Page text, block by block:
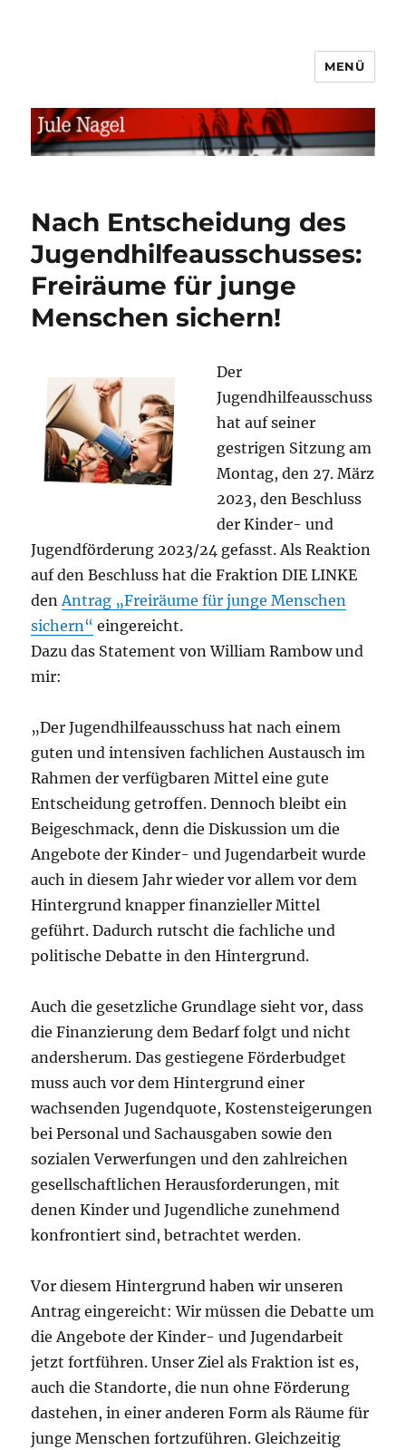
MENÜ
Nach Entscheidung des
Jugendhilfeausschusses:
Freiräume für junge
Menschen sichern!
Der
Jugendhilfeausschuss
hat auf seiner
gestrigen Sitzung am
Montag, den 27. März
2023, den Beschluss
der Kinder- und
Jugendförderung 2023/24 gefasst. Als Reaktion
auf den Beschluss hat die Fraktion DIE LINKE
den Antrag „Freiräume für junge Menschen
sichern“ eingereicht.
Dazu das Statement von William Rambow und
mir:
„Der Jugendhilfeausschuss hat nach einem
guten und intensiven fachlichen Austausch im
Rahmen der verfügbaren Mittel eine gute
Entscheidung getroffen. Dennoch bleibt ein
Beigeschmack, denn die Diskussion um die
Angebote der Kinder- und Jugendarbeit wurde
auch in diesem Jahr wieder vor allem vor dem
Hintergrund knapper finanzieller Mittel
geführt. Dadurch rutscht die fachliche und
politische Debatte in den Hintergrund.
Auch die gesetzliche Grundlage sieht vor, dass
die Finanzierung dem Bedarf folgt und nicht
andersherum. Das gestiegene Förderbudget
muss auch vor dem Hintergrund einer
wachsenden Jugendquote, Kostensteigerungen
bei Personal und Sachausgaben sowie den
sozialen Verwerfungen und den zahlreichen
gesellschaftlichen Herausforderungen, mit
denen Kinder und Jugendliche zunehmend
konfrontiert sind, betrachtet werden.
Vor diesem Hintergrund haben wir unseren
Antrag eingereicht: Wir müssen die Debatte um
die Angebote der Kinder- und Jugendarbeit
jetzt fortführen. Unser Ziel als Fraktion ist es,
auch die Standorte, die nun ohne Förderung
dastehen, in einer anderen Form als Räume für
junge Menschen fortzuführen. Gleichzeitig